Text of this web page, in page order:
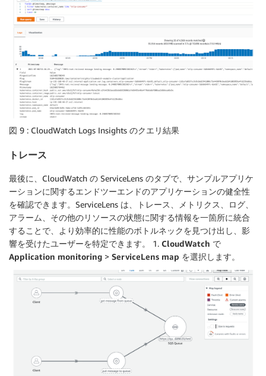
図 9 : CloudWatch Logs Insights のクエリ結果
トレース
最後に、CloudWatch の ServiceLens のタブで、サンプルアプリケ
ーションに関するエンドツーエンドのアプリケーションの健全性
を確認できます。ServiceLens は、トレース、メトリクス、ログ、
アラーム、その他のリソースの状態に関する情報を一箇所に統合
することで、より効率的に性能のボトルネックを見つけ出し、影
響を受けたユーザーを特定できます。 1. CloudWatch で
Application monitoring > ServiceLens map を選択します。